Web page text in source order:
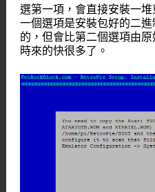
選第一項，會直接安裝一
一個選項是安裝包好的二
的，但會比第二個選項由
時來的快很多了。